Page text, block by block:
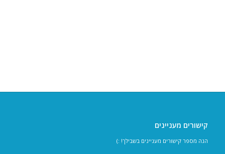
קישורים מעניינים
הנה מספר קישורים מעניינים בשבילך! :)